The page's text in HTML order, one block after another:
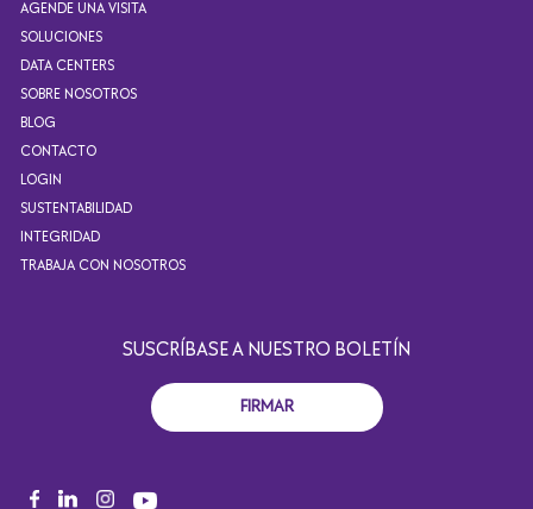
AGENDE UNA VISITA
SOLUCIONES
DATA CENTERS
SOBRE NOSOTROS
BLOG
CONTACTO
LOGIN
SUSTENTABILIDAD
INTEGRIDAD
TRABAJA CON NOSOTROS
SUSCRÍBASE A NUESTRO BOLETÍN
FIRMAR